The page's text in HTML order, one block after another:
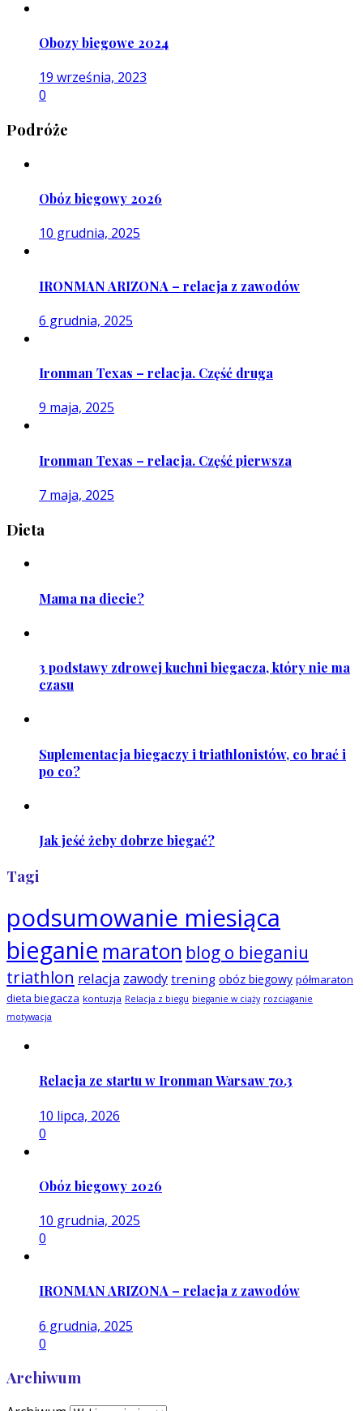
Obozy biegowe 2024
19 września, 2023
0
Podróże
Obóz biegowy 2026
10 grudnia, 2025
IRONMAN ARIZONA – relacja z zawodów
6 grudnia, 2025
Ironman Texas – relacja. Część druga
9 maja, 2025
Ironman Texas – relacja. Część pierwsza
7 maja, 2025
Dieta
Mama na diecie?
3 podstawy zdrowej kuchni biegacza, który nie ma
czasu
Suplementacja biegaczy i triathlonistów, co brać i
po co?
Jak jeść żeby dobrze biegać?
Tagi
podsumowanie miesiąca
bieganie maraton blog o bieganiu
triathlon relacja zawody trening obóz biegowy półmaraton
dieta biegacza kontuzja Relacja z biegu bieganie w ciąży rozciąganie
motywacja
Relacja ze startu w Ironman Warsaw 70.3
10 lipca, 2026
0
Obóz biegowy 2026
10 grudnia, 2025
0
IRONMAN ARIZONA – relacja z zawodów
6 grudnia, 2025
0
Archiwum